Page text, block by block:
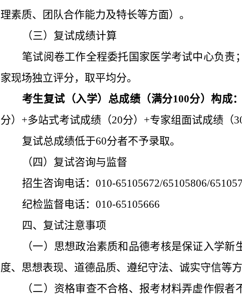
理素质、团队合作能力及特长等方面）。
（三）复试成绩计算
笔试阅卷工作全程委托国家医学考试中心负责 ；
家现场独立评分， 取平均分。
考生复试（入学） 总成绩 （满分100分）构成：
分） +多站式考试成绩（20分） +专家组面试成绩（
复试总成绩低于60分者不予录取。
（四）复试咨询与监督
招生咨询电话： 010-65105672/65105806/6510
纪检监督电话： 010-65105666
四、复试注意事项
（一） 思想政治素质和品德考核是保证入学新
度、思想表现、道德品质、遵纪守法、诚实守信等
（二） 资格审查不合格、报考材料弄虚作假者